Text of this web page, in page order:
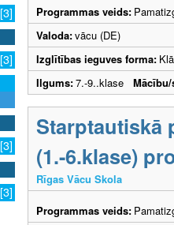
[3]
[3]
[3]
[3]
Programmas veids:
Valoda:vācu (DE)
Izglītības ieguves forma:
Ilgums:7.-9..klase
Starptautiskā
(1.-6.klase)
Rīgas Vācu Skola
Programmas veids: